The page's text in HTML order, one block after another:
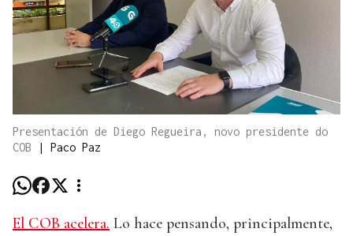
Presentación de Diego Regueira, novo presidente do
COB
| Paco Paz
El COB acelera. Lo hace pensando, principalmente,